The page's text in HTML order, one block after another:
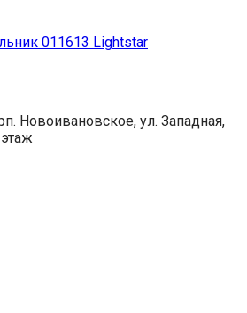
011613 Lightstar
Новоивановское, ул. Западная,